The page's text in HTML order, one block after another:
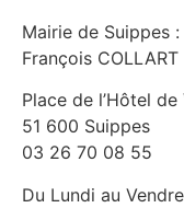
Mairie de Suippes :
François COLLART
Place de l’Hôtel de
51 600 Suippes
03 26 70 08 55
Du Lundi au